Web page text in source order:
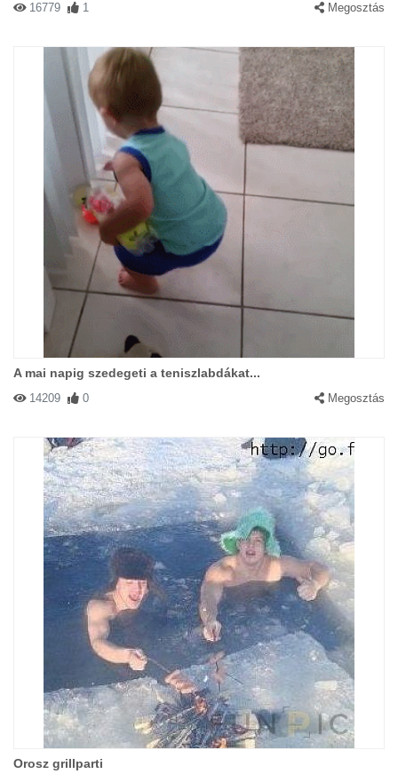
16779 1 Megosztás
A mai napig szedegeti a teniszlabdákat...
14209 0 Megosztás
Orosz grillparti